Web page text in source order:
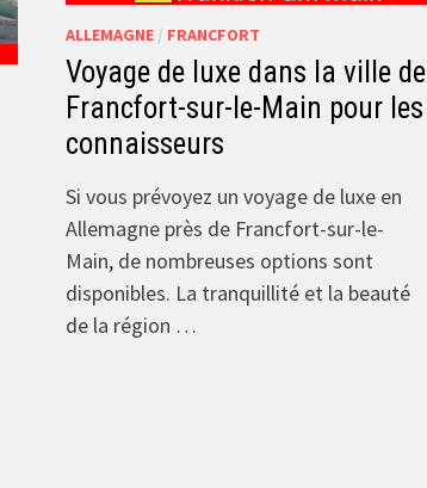
ALLEMAGNE/ FRANCFORT
Voyage de luxe dans la ville de
Francfort-sur-le-Main pour les
connaisseurs
Si vous prévoyez un voyage de luxe en
Allemagne près de Francfort-sur-le-
Main, de nombreuses options sont
disponibles. La tranquillité et la beauté
de la région …